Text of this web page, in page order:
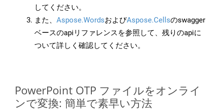
してください。
また、 Aspose.WordsおよびAspose.Cellsのswagger
ベースのapiリファレンスを参照して、残りのapiに
ついて詳しく確認してください。
PowerPoint OTP ファイルをオンライ
ンで変換: 簡単で素早い方法